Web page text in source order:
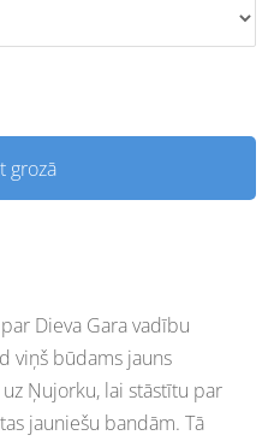
grozā
Dieva Gara vadību
viņš būdams jauns
Ņujorku, lai stāstītu par
jauniešu bandām. Tā